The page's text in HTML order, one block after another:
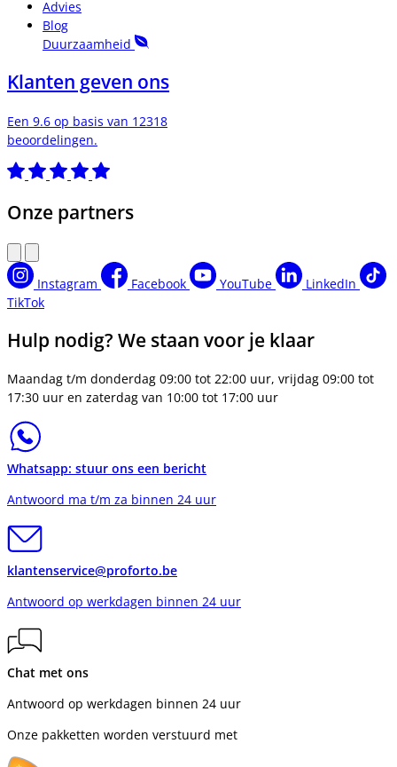
Advies
Blog
Duurzaamheid
Klanten geven ons
Een 9.6 op basis van 12318
beoordelingen.
Onze partners
Instagram Facebook YouTube
LinkedIn
TikTok
Hulp nodig? We staan voor je klaar
Maandag t/m donderdag 09:00 tot 22:00 uur, vrijdag 09:00 tot
17:30 uur en zaterdag van 10:00 tot 17:00 uur
Whatsapp: stuur ons een bericht
Antwoord ma t/m za binnen 24 uur
klantenservice@proforto.be
Antwoord op werkdagen binnen 24 uur
Chat met ons
Antwoord op werkdagen binnen 24 uur
Onze pakketten worden verstuurd met